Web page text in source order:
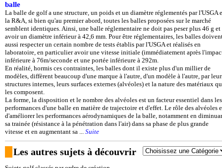
balle
La balle de golf a une structure, un poids et un diamètre réglementés par l'USGA
la R&A, si bien qu'au premier abord, toutes les balles proposées sur le marché
semblent identiques. Ainsi, une balle réglementaire ne doit pas peser plus 46 g et
avoir un diamètre inférieur à 42,6 mm. Pour être réglementaires, les balles
aussi respecter un certain nombre de tests établis par l'USGA et réalisés en
laboratoire, en particulier avoir une vitesse initiale (immédiatement après
inférieure à 76m/seconde et une portée inférieure à 292m.
En réalité, hormis ces contraintes, les balles dont il existe plus d'un millier de
modèles, diffèrent beaucoup d'une marque à l'autre, d'un modèle à l'autre, par
structures internes, leurs surfaces externes (alvéoles) et la nature des matériaux
les composent.
La forme, la disposition et le nombre des alvéoles est un facteur essentiel dans les
performances d'une balle en matière de trajectoire et d'effet. Le rôle des alvéoles
d'améliorer les performances aérodynamiques de la balle, notamment en
sa trainée (résistance à la pénétration dans l'air) dans sa phase de plus grande
vitesse et en augmentant sa ... Suite
Les autres sujets à découvrir